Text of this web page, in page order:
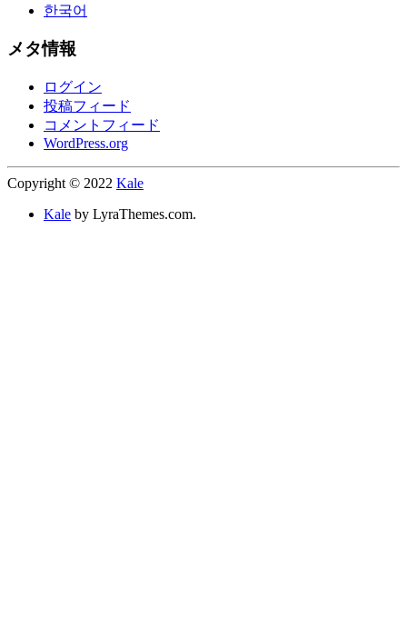
한국어
メタ情報
ログイン
投稿フィード
コメントフィード
WordPress.org
Copyright © 2022 Kale
Kale by LyraThemes.com.